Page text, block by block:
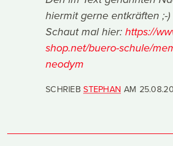
hiermit gerne entkräften ;-)
Schaut mal hier: https://
shop.net/buero-schule/
neodym
SCHRIEBSTEPHAN AM